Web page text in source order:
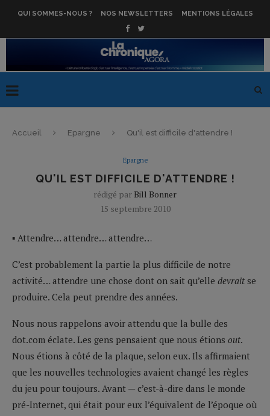
QUI SOMMES-NOUS ? NOS NEWSLETTERS MENTIONS LÉGALES
Accueil Epargne Qu'il est difficile d'attendre !
Epargne
QU'IL EST DIFFICILE D'ATTENDRE !
rédigé par Bill Bonner
15 septembre 2010
▪ Attendre… attendre… attendre…
C’est probablement la partie la plus difficile de notre
activité… attendre une chose dont on sait qu’elle devrait se
produire. Cela peut prendre des années.
Nous nous rappelons avoir attendu que la bulle des
dot.com éclate. Les gens pensaient que nous étions out.
Nous étions à côté de la plaque, selon eux. Ils affirmaient
que les nouvelles technologies avaient changé les règles
du jeu pour toujours. Avant — c’est-à-dire dans le monde
pré-Internet, qui était pour eux l’équivalent de l’époque où